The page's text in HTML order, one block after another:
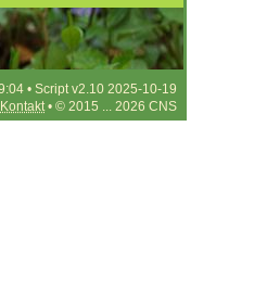
• Script v2.10 2025-10-19
Kontakt• © 2015 ... 2026 CNS